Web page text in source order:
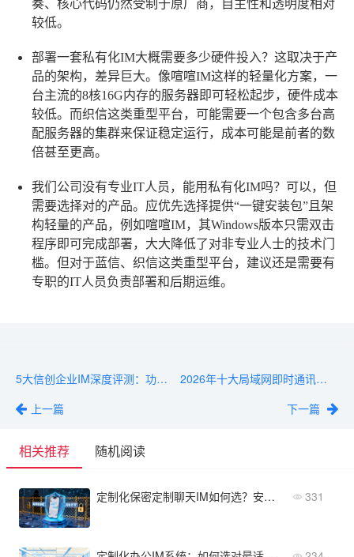
奏、核心代码仍然受制于原厂商，自主性和透明度相对
较低。
部署一套私有化IM大概需要多少硬件投入？ 这取决于产
品的架构，差异巨大。像喧喧IM这样的轻量化方案，一
台主流的8核16G内存的服务器即可轻松起步，硬件成本
较低。而织信这类重型平台，可能需要一个包含多台高
配服务器的集群来保证稳定运行，成本可能是前者的数
倍甚至更高。
我们公司没有专业IT人员，能用私有化IM吗？ 可以，但
需要选择对的产品。应优先选择提供“一键安装包”且架
构轻量的产品，例如喧喧IM，其Windows版本只需双击
程序即可完成部署，大大降低了对非专业人士的技术门
槛。但对于蓝信、织信这类重型平台，建议还是需要有
专职的IT人员负责部署和后期运维。
5大信创企业IM深度评测：功能、安全、成本全维度对比
上一篇
2026年十大局域网即时通讯软件推荐
下一篇
相关推荐 随机阅读
定制化保密定制聊天IM如何选？安全私密的必备指南 331